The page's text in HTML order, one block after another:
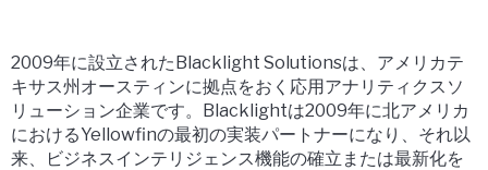
2009年に設立されたBlacklight Solutionsは、アメリカテ
キサス州オースティンに拠点をおく応用アナリティクスソ
リューション企業です。Blacklightは2009年に北アメリカ
におけるYellowfinの最初の実装パートナーになり、それ以
来、ビジネスインテリジェンス機能の確立または最新化を